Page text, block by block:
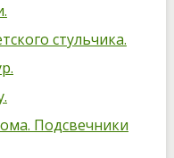
стульчика.
Подсвечники